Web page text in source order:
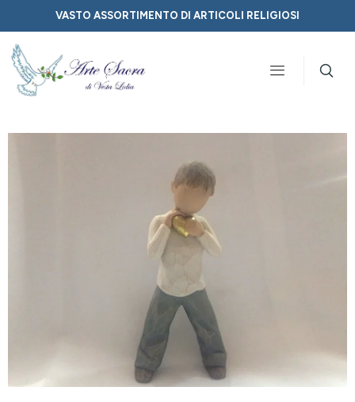
VASTO ASSORTIMENTO DI ARTICOLI RELIGIOSI